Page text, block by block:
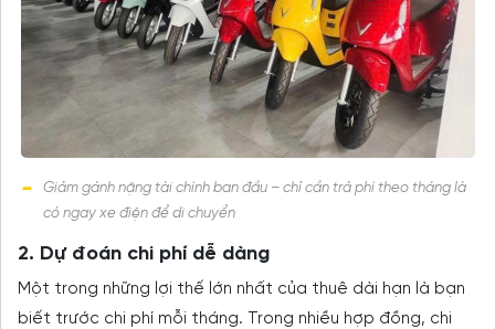
Giảm gánh nặng tài chính ban đầu – chỉ cần trả phí theo tháng là
có ngay xe điện để di chuyển
2. Dự đoán chi phí dễ dàng
Một trong những lợi thế lớn nhất của thuê dài hạn là bạn
biết trước chi phí mỗi tháng. Trong nhiều hợp đồng, chi